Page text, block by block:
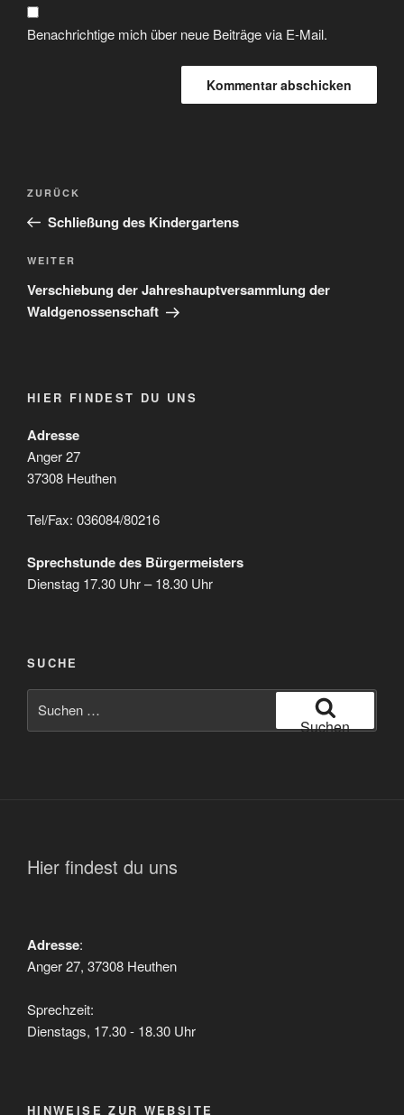
Benachrichtige mich über neue Beiträge via E-Mail.
Beitragsnavigation
Vorheriger
Beitrag
ZURÜCK
Schließung des Kindergartens
Nächster
Beitrag
WEITER
Verschiebung der Jahreshauptversammlung der
Waldgenossenschaft
HIER FINDEST DU UNS
Adresse
Anger 27
37308 Heuthen
Tel/Fax: 036084/80216
Sprechstunde des Bürgermeisters
Dienstag 17.30 Uhr – 18.30 Uhr
SUCHE
nach:
Suchen
Hier findest du uns
Adresse:
Anger 27, 37308 Heuthen
Sprechzeit:
Dienstags, 17.30 - 18.30 Uhr
HINWEISE ZUR WEBSITE